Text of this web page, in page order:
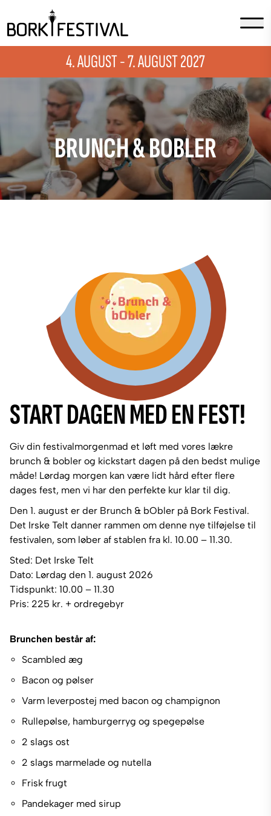
4. AUGUST - 7. AUGUST 2027
BRUNCH & BOBLER
START DAGEN MED EN FEST!
Giv din festivalmorgenmad et løft med vores lækre
brunch & bobler og kickstart dagen på den bedst mulige
måde! Lørdag morgen kan være lidt hård efter flere
dages fest, men vi har den perfekte kur klar til dig.
Den 1. august er der Brunch & bObler på Bork Festival.
Det Irske Telt danner rammen om denne nye tilføjelse til
festivalen, som løber af stablen fra kl. 10.00 – 11.30.
Sted: Det Irske Telt
Dato: Lørdag den 1. august 2026
Tidspunkt: 10.00 – 11.30
Pris: 225 kr. + ordregebyr
Brunchen består af:
Scambled æg
Bacon og pølser
Varm leverpostej med bacon og champignon
Rullepølse, hamburgerryg og spegepølse
2 slags ost
2 slags marmelade og nutella
Frisk frugt
Pandekager med sirup